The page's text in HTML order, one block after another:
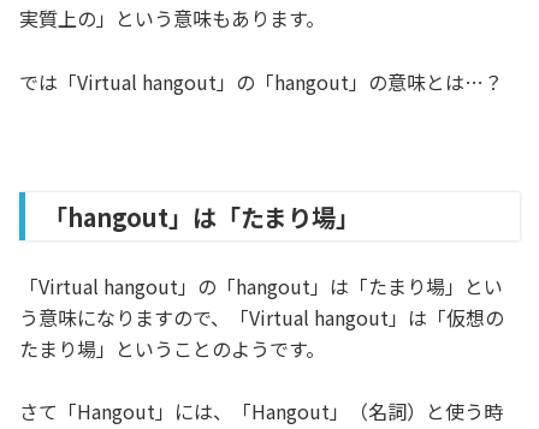
実質上の」という意味もあります。
では「Virtual hangout」の「hangout」の意味とは…？
「hangout」は「たまり場」
「Virtual hangout」の「hangout」は「たまり場」とい
う意味になりますので、「Virtual hangout」は「仮想の
たまり場」ということのようです。
さて「Hangout」には、「Hangout」（名詞）と使う時